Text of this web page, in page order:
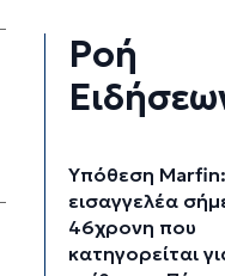
Ροή
Υπόθεση
εισαγγελέα
46χρονη που
κατηγορείται